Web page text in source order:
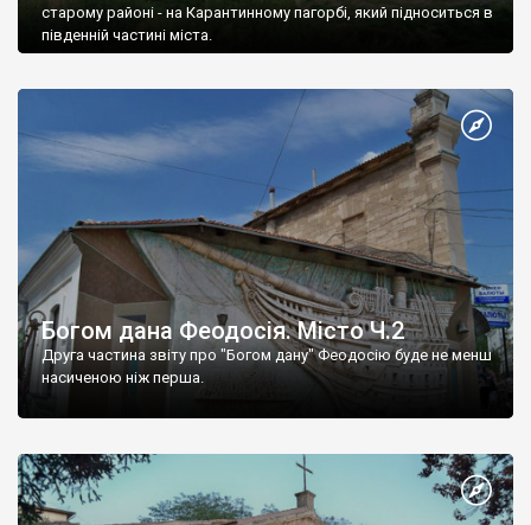
старому районі - на Карантинному пагорбі, який підноситься в
південній частині міста.
Богом дана Феодосія. Місто Ч.2
Друга частина звіту про "Богом дану" Феодосію буде не менш
насиченою ніж перша.